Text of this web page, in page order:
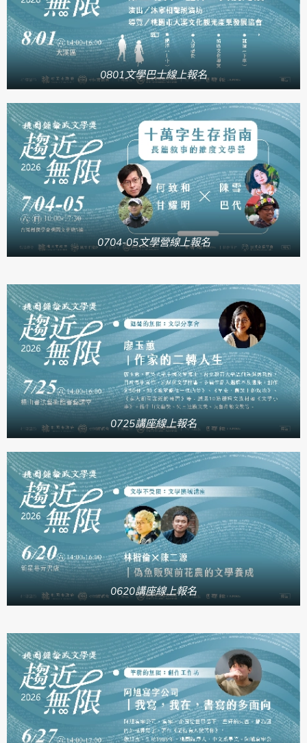
0801文學巴士線上報名
0704-05文學營線上報名
0725講座線上報名
0620講座線上報名